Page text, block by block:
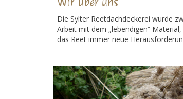
Die Sylter Reetdachdeckerei wurde
Arbeit mit dem „lebendigen“
das Reet immer neue